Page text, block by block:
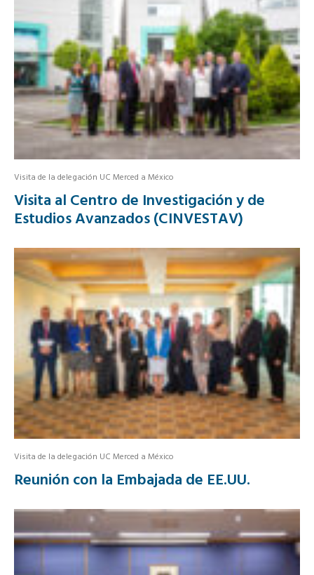
Visita de la delegación UC Merced a México
Visita al Centro de Investigación y de
Estudios Avanzados (CINVESTAV)
Visita de la delegación UC Merced a México
Reunión con la Embajada de EE.UU.